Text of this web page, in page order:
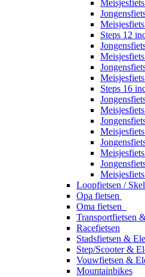
Steps 12
Steps 16
Loopfietsen /
Opa fietsen
Oma fietsen
Transportfietsen
Racefietsen
Stadsfietsen &
Step/Scooter &
Vouwfietsen &
Mountainbikes